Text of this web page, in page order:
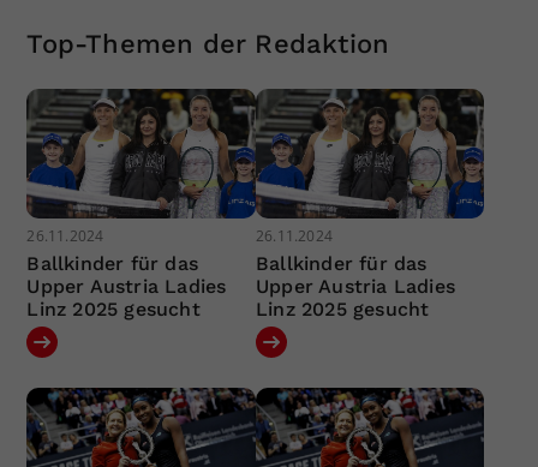
Top-Themen der Redaktion
26.11.2024
Ballkinder für das
Upper Austria Ladies
Linz 2025 gesucht
26.11.2024
Ballkinder für das
Upper Austria Ladies
Linz 2025 gesucht